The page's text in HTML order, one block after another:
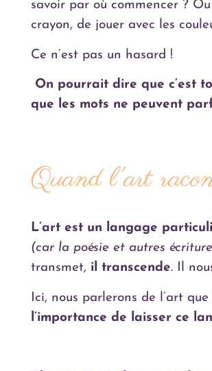
savoir par où commencer ?
crayon, de jouer avec les
Ce n’est pas un hasard !
On pourrait dire que c’est
que les mots ne peuvent
Quand l'art
L’art est un langage
(car la poésie et autres
transmet, il transcende. Il
Ici, nous parlerons de l’art
l’importance de laisser ce